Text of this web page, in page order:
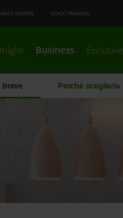
INSIEME QUICK TRAINING
Business Exclusive
breve Perchè sceglierla